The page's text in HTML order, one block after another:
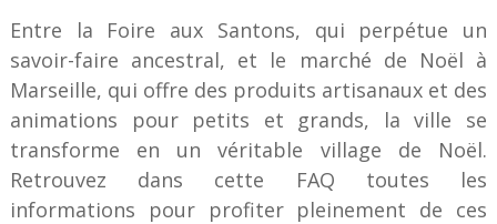
Entre la Foire aux Santons, qui perpétue un
savoir-faire ancestral, et le marché de Noël à
Marseille, qui offre des produits artisanaux et des
animations pour petits et grands, la ville se
transforme en un véritable village de Noël.
Retrouvez dans cette FAQ toutes les
informations pour profiter pleinement de ces